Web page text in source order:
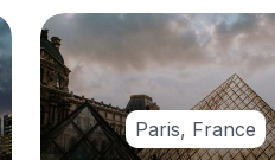
Paris, France